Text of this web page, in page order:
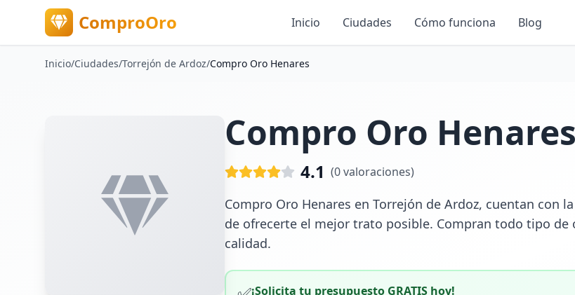
ComproOro Inicio Ciudades Cómo funciona Blog
Inicio/Ciudades/Torrejón de Ardoz/Compro Oro Henares
Compro Oro Henares
4.1 (0valoraciones)
Compro Oro Henares en Torrejón de Ardoz, cuentan con
de ofrecerte el mejor trato posible. Compran todo tipo
calidad.
¡Solicita tu presupuesto GRATIS hoy!